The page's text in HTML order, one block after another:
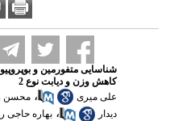
شناسایی متفورمین و
کاهش وزن و دیابت نوع 2
علی میری
، محسن
دیدار
، بهاره حاجی